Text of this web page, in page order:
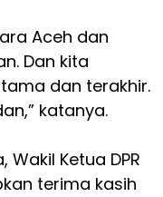
Aceh dan
Dan kita
dan terakhir.
katanya.
Ketua DPR
terima kasih